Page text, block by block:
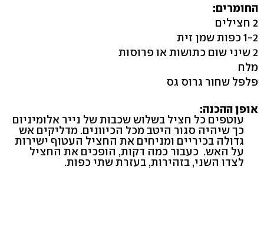
החומרים:
2 חצילים
1-2 כפות שמן זית
2 שיני שום כתושות או פרוסות
מלח
פלפל שחור גרוס גס
אופן ההכנה:
עוטפים כל חציל בשלוש שכבות של נייר אלומיניום
כך שיהיה סגור היטב מכל הכיוונים. מדליקים אש
גדולה בכיריים ומניחים את החציל העטוף ישירות
על האש. כעבור כמה דקות, הופכים את החציל
לצדו השני, בזהירות, בעזרת שתי כפות.